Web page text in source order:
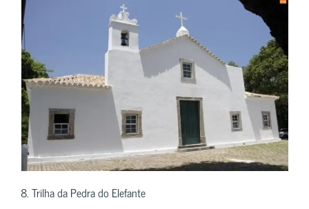
8. Trilha da Pedra do Elefante